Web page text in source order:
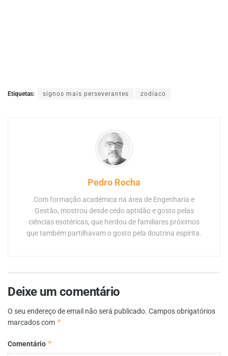
Etiquetas: signos mais perseverantes zodíaco
Pedro Rocha
Com formação académica na área de Engenharia e
Gestão, mostrou desde cedo aptidão e gosto pelas
ciências esotéricas, que herdou de familiares próximos
que também partilhavam o gosto pela doutrina espírita.
Deixe um comentário
O seu endereço de email não será publicado. Campos obrigatórios
marcados com *
Comentário *